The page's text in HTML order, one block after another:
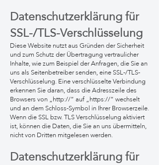
Datenschutzerklärung für
SSL-/TLS-Verschlüsselung
Diese Website nutzt aus Gründen der Sicherheit
und zum Schutz der Übertragung vertraulicher
Inhalte, wie zum Beispiel der Anfragen, die Sie an
uns als Seitenbetreiber senden, eine SSL-/TLS-
Verschlüsselung. Eine verschlüsselte Verbindung
erkennen Sie daran, dass die Adresszeile des
Browsers von „http://“ auf „https://“ wechselt
und an dem Schloss-Symbol in Ihrer Browserzeile.
Wenn die SSL bzw. TLS Verschlüsselung aktiviert
ist, können die Daten, die Sie an uns übermitteln,
nicht von Dritten mitgelesen werden.
Datenschutzerklärung für